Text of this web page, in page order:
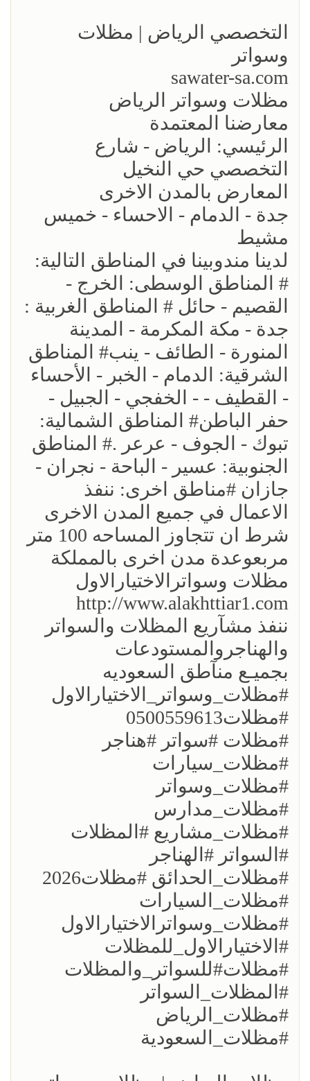
التخصصي الرياض | مظلات
وسواتر
sawater-sa.com
مظلات وسواتر الرياض
معارضنا المعتمدة
الرئيسي: الرياض - شارع
التخصصي حي النخيل
المعارض بالمدن الاخرى
جدة - الدمام - الاحساء - خميس
مشيط
لدينا مندوبينا في المناطق التالية:
# المناطق الوسطى: الخرج -
القصيم - حائل # المناطق الغربية :
جدة - مكة المكرمة - المدينة
المنورة - الطائف - ينب# المناطق
الشرقية: الدمام - الخبر - الأحساء
- القطيف - - الخفجي - الجبيل -
حفر الباطن# المناطق الشمالية:
تبوك - الجوف - عرعر .# المناطق
الجنوبية: عسير - الباحة - نجران -
جازان #مناطق اخرى: ننفذ
الاعمال في جميع المدن الاخرى
شرط ان تتجاوز المساحه 100 متر
مربعوعدة مدن اخرى بالمملكة
مظلات وسواترالاختيارالاول
http://www.alakhttiar1.com
ننفذ مشآريع المظلات والسواتر
والهناجروالمستودعات
بجميـع منآطق السعوديه
#مظلات_وسواتر_الاختيارالاول
#مظلات0500559613
#مظلات #سواتر #هناجر
#مظلات_سيارات
#مظلات_وسواتر
#مظلات_مدارس
#مظلات_مشاريع #المظلات
#السواتر #الهناجر
#مظلات_الحدائق #مظلات2026
#مظلات_السيارات
#مظلات_وسواترالاختيارالاول
#الاختيارالاول_للمظلات
#مظلات#للسواتر_والمظلات
#المظلات_السواتر
#مظلات_الرياض
#مظلات_السعودية